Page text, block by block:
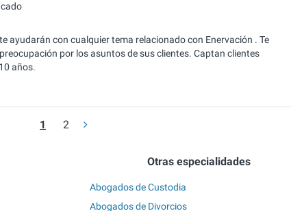
ayudarán con cualquier tema relacionado con Enervación . Te
por los asuntos de sus clientes. Captan clientes
años.
1 2
Otras especialidades
Abogados de Custodia
Abogados de Divorcios